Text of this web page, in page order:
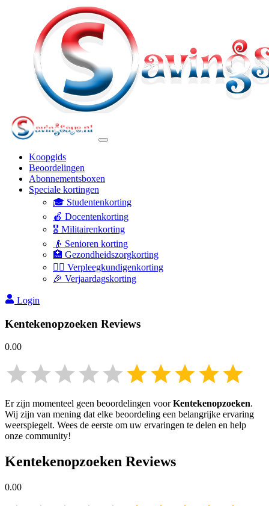
Koopgids
Beoordelingen
Abonnementsboxen
Speciale kortingen
🎓 Studentenkorting
🍎 Docentenkorting
🎖️ Militairenkorting
👴 Senioren korting
🏥 Gezondheidszorgkorting
👩‍⚕️ Verpleegkundigenkorting
🎉 Verjaardagskorting
Login
Kentekenopzoeken Reviews
0.00
Er zijn momenteel geen beoordelingen voorKentekenopzoeken.
Wij zijn van mening dat elke beoordeling een belangrijke ervaring
weerspiegelt. Wees de eerste om uw ervaringen te delen en help
onze community!
Kentekenopzoeken Reviews
0.00